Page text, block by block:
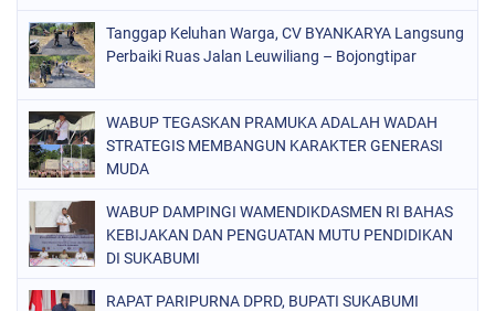
Tanggap Keluhan Warga, CV BYANKARYA Langsung
Perbaiki Ruas Jalan Leuwiliang – Bojongtipar
WABUP TEGASKAN PRAMUKA ADALAH WADAH
STRATEGIS MEMBANGUN KARAKTER GENERASI
MUDA
WABUP DAMPINGI WAMENDIKDASMEN RI BAHAS
KEBIJAKAN DAN PENGUATAN MUTU PENDIDIKAN
DI SUKABUMI
RAPAT PARIPURNA DPRD, BUPATI SUKABUMI